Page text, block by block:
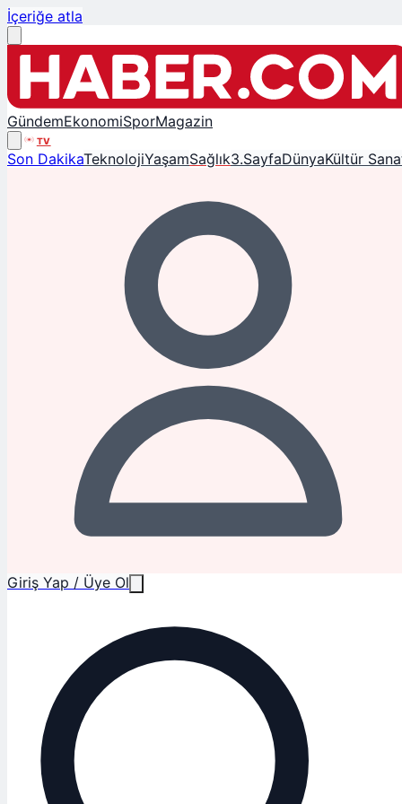
İçeriğe atla
GündemEkonomiSporMagazin
TV
Son DakikaTeknolojiYaşamSağlık3.SayfaDünyaKültür
Giriş Yap / Üye Ol